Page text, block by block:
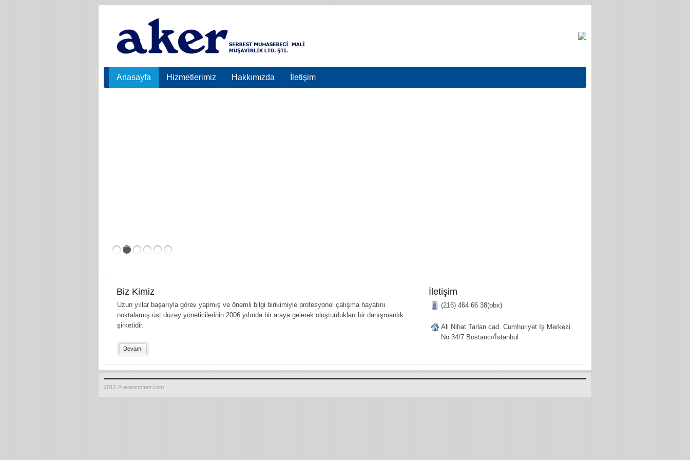
Anasayfa Hizmetlerimiz Hakkımızda İletişim
Biz Kimiz
Uzun yıllar başarıyla görev yapmış ve önemli bilgi birikimiyle profesyonel çalışma hayatını
noktalamış üst düzey yöneticilerinin 2006 yılında bir araya gelerek oluşturdukları bir danışmanlık
şirketidir.
Devamı
İletişim
(216) 464 66 38(pbx)
Ali Nihat Tarlan cad. Cumhuriyet İş Merkezi
No:34/7 Bostancı/İstanbul
2012 © akersmmm.com